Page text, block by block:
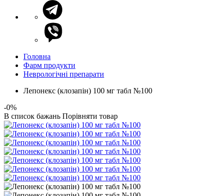
Головна
Фарм продукти
Неврологічні препарати
Лепонекс (клозапін) 100 мг табл №100
-0%
В список бажань Порівняти товар